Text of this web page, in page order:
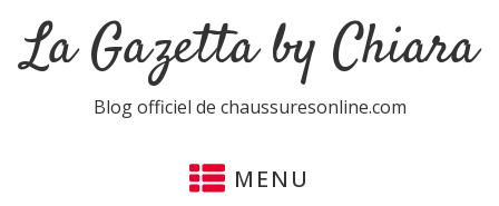
La Gazetta by Chiara
Blog officiel de chaussuresonline.com
MENU